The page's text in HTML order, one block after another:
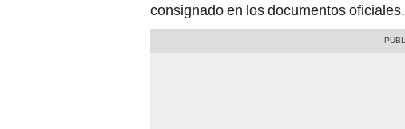
consignado en los documentos oficiales.